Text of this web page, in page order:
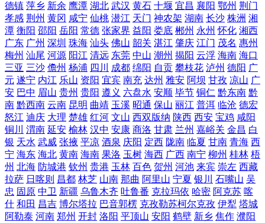
德镇 萍乡 新余 鹰潭 湖北 武汉 黄石 十堰 宜昌 襄阳 鄂州 荆门
孝感 荆州 黄冈 咸宁 仙桃 潜江 天门 神农架 湖南 长沙 株洲 湘
潭 衡阳 邵阳 岳阳 常德 张家界 益阳 娄底 郴州 永州 怀化 湘西
广东 广州 深圳 珠海 汕头 佛山 韶关 湛江 肇庆 江门 茂名 惠州
梅州 汕尾 河源 阳江 清远 东莞 中山 潮州 揭阳 云浮 海南 海口
三亚 三沙 儋州 杨浦 四川 成都 绵阳 自贡 攀枝花 泸州 德阳 广
元 遂宁 内江 乐山 资阳 宜宾 南充 达州 雅安 阿坝 甘孜 凉山 广
安 巴中 眉山 贵州 贵阳 遵义 六盘水 安顺 毕节 铜仁 黔东南 黔
南 黔西南 云南 昆明 曲靖 玉溪 昭通 保山 丽江 普洱 临沧 德宏
怒江 迪庆 大理 楚雄 红河 文山 西双版纳 陕西 西安 宝鸡 咸阳
铜川
渭南 延安 榆林 汉中 安康 商洛 甘肃 兰州 嘉峪关 金昌 白
银 天水 武威 张掖 平凉 酒泉 庆阳 定西 陇南 临夏 甘南 青海 西
宁 海东 海北 黄南 海南 果洛 玉树 海西 广西 南宁 柳州 桂林 梧
州 北海 防城港 钦州 贵港 玉林 百色 贺州 河池 来宾 崇左 西藏
拉萨 日喀则 昌都 林芝 山南 那曲 阿里山 宁夏 银川 石嘴山 吴
忠 固原 中卫 新疆 乌鲁木齐 吐鲁番 克拉玛依 哈密 阿克苏 喀
什 和田 昌吉 博尔塔拉 巴音郭楞 克孜勒苏柯尔克孜 伊犁 塔城
阿勒泰 河南 郑州 开封 洛阳 平顶山 安阳 鹤壁 新乡 焦作 濮阳